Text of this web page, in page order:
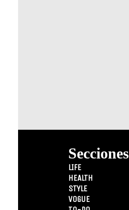
Secciones
LIFE
HEALTH
STYLE
VOGUE